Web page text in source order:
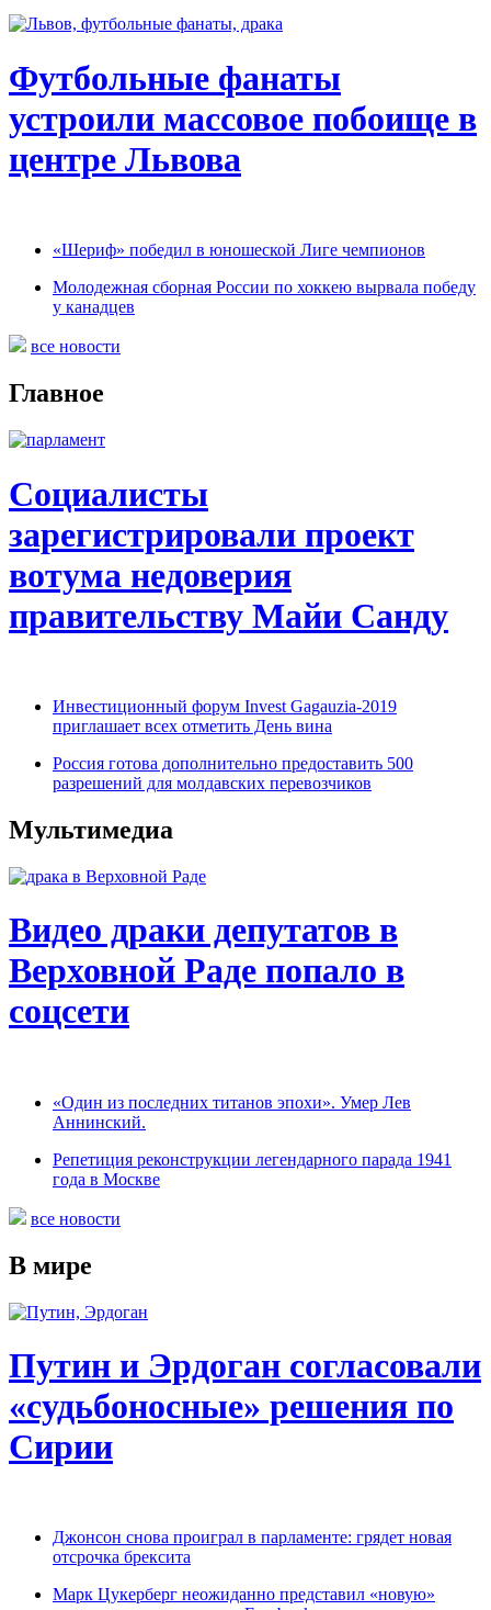
Футбольные фанаты
устроили массовое побоище в
центре Львова
«Шериф» победил в юношеской Лиге чемпионов
Молодежная сборная России по хоккею вырвала победу
у канадцев
все новости
Главное
Социалисты
зарегистрировали проект
вотума недоверия
правительству Майи Санду
Инвестиционный форум Invest Gagauzia-2019
приглашает всех отметить День вина
Россия готова дополнительно предоставить 500
разрешений для молдавских перевозчиков
Мультимедиа
Видео драки депутатов в
Верховной Раде попало в
соцсети
«Один из последних титанов эпохи». Умер Лев
Аннинский.
Репетиция реконструкции легендарного парада 1941
года в Москве
все новости
В мире
Путин и Эрдоган согласовали
«судьбоносные» решения по
Сирии
Джонсон снова проиграл в парламенте: грядет новая
отсрочка брексита
Марк Цукерберг неожиданно представил «новую»